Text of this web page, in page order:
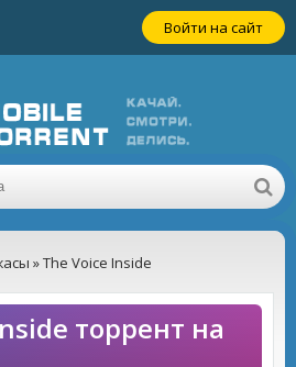
Войти на сайт
» The Voice Inside
торрент на